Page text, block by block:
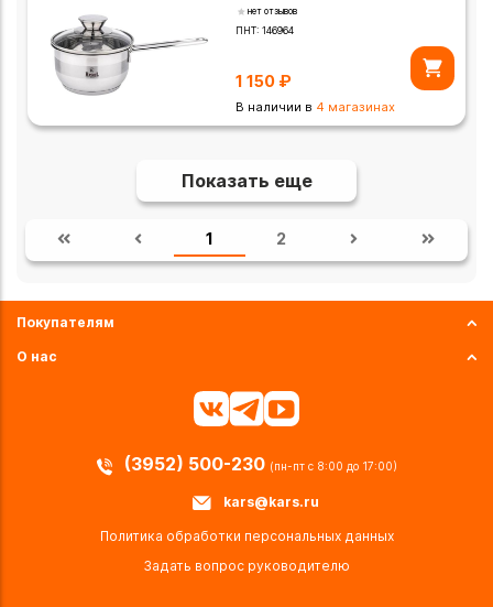
нет отзывов
ПНТ:146964
1 150 ₽
В наличии в 4 магазинах
Показать еще
1 2
Покупателям
О нас
(3952) 500-230 (пн-пт с 8:00 до 17:00)
kars@kars.ru
Политика обработки персональных данных
Задать вопрос руководителю